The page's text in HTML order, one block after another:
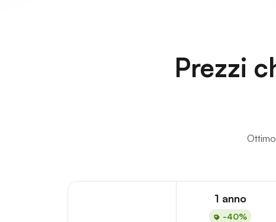
Prezzi
1 anno
-40%